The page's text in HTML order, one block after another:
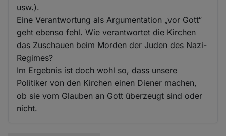
usw.).
Eine Verantwortung als Argumentation „vor Gott“
geht ebenso fehl. Wie verantwortet die Kirchen
das Zuschauen beim Morden der Juden des Nazi-
Regimes?
Im Ergebnis ist doch wohl so, dass unsere
Politiker von den Kirchen einen Diener machen,
ob sie vom Glauben an Gott überzeugt sind oder
nicht.